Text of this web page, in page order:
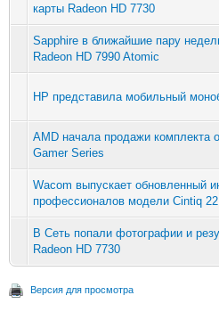
карты Radeon HD 7730
Sapphire в ближайшие пару
Radeon HD 7990 Atomic
HP представила мобильный
AMD начала продажи комплекта
Gamer Series
Wacom выпускает обновленный
профессионалов модели Cintiq
В Сеть попали фотографии и
Radeon HD 7730
Версия для просмотра